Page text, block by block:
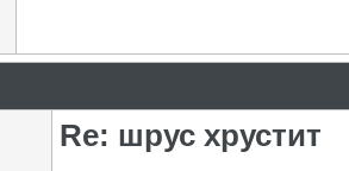
Re: шрус хрустит